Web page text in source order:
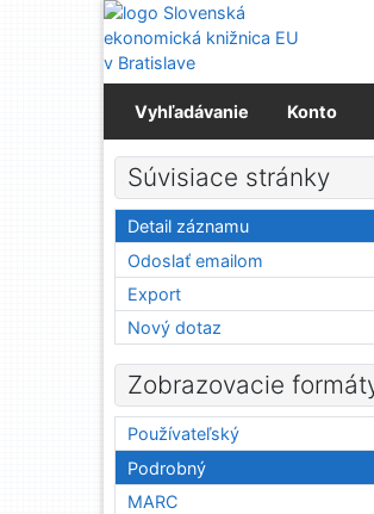
Prejsť na obsah
Prejsť na menu
Prehlásenie o webovej
Vyhľadávanie Konto
Súvisiace stránky
Detail záznamu
Odoslať emailom
Export
Nový dotaz
Zobrazovacie
Používateľský
Podrobný
MARC